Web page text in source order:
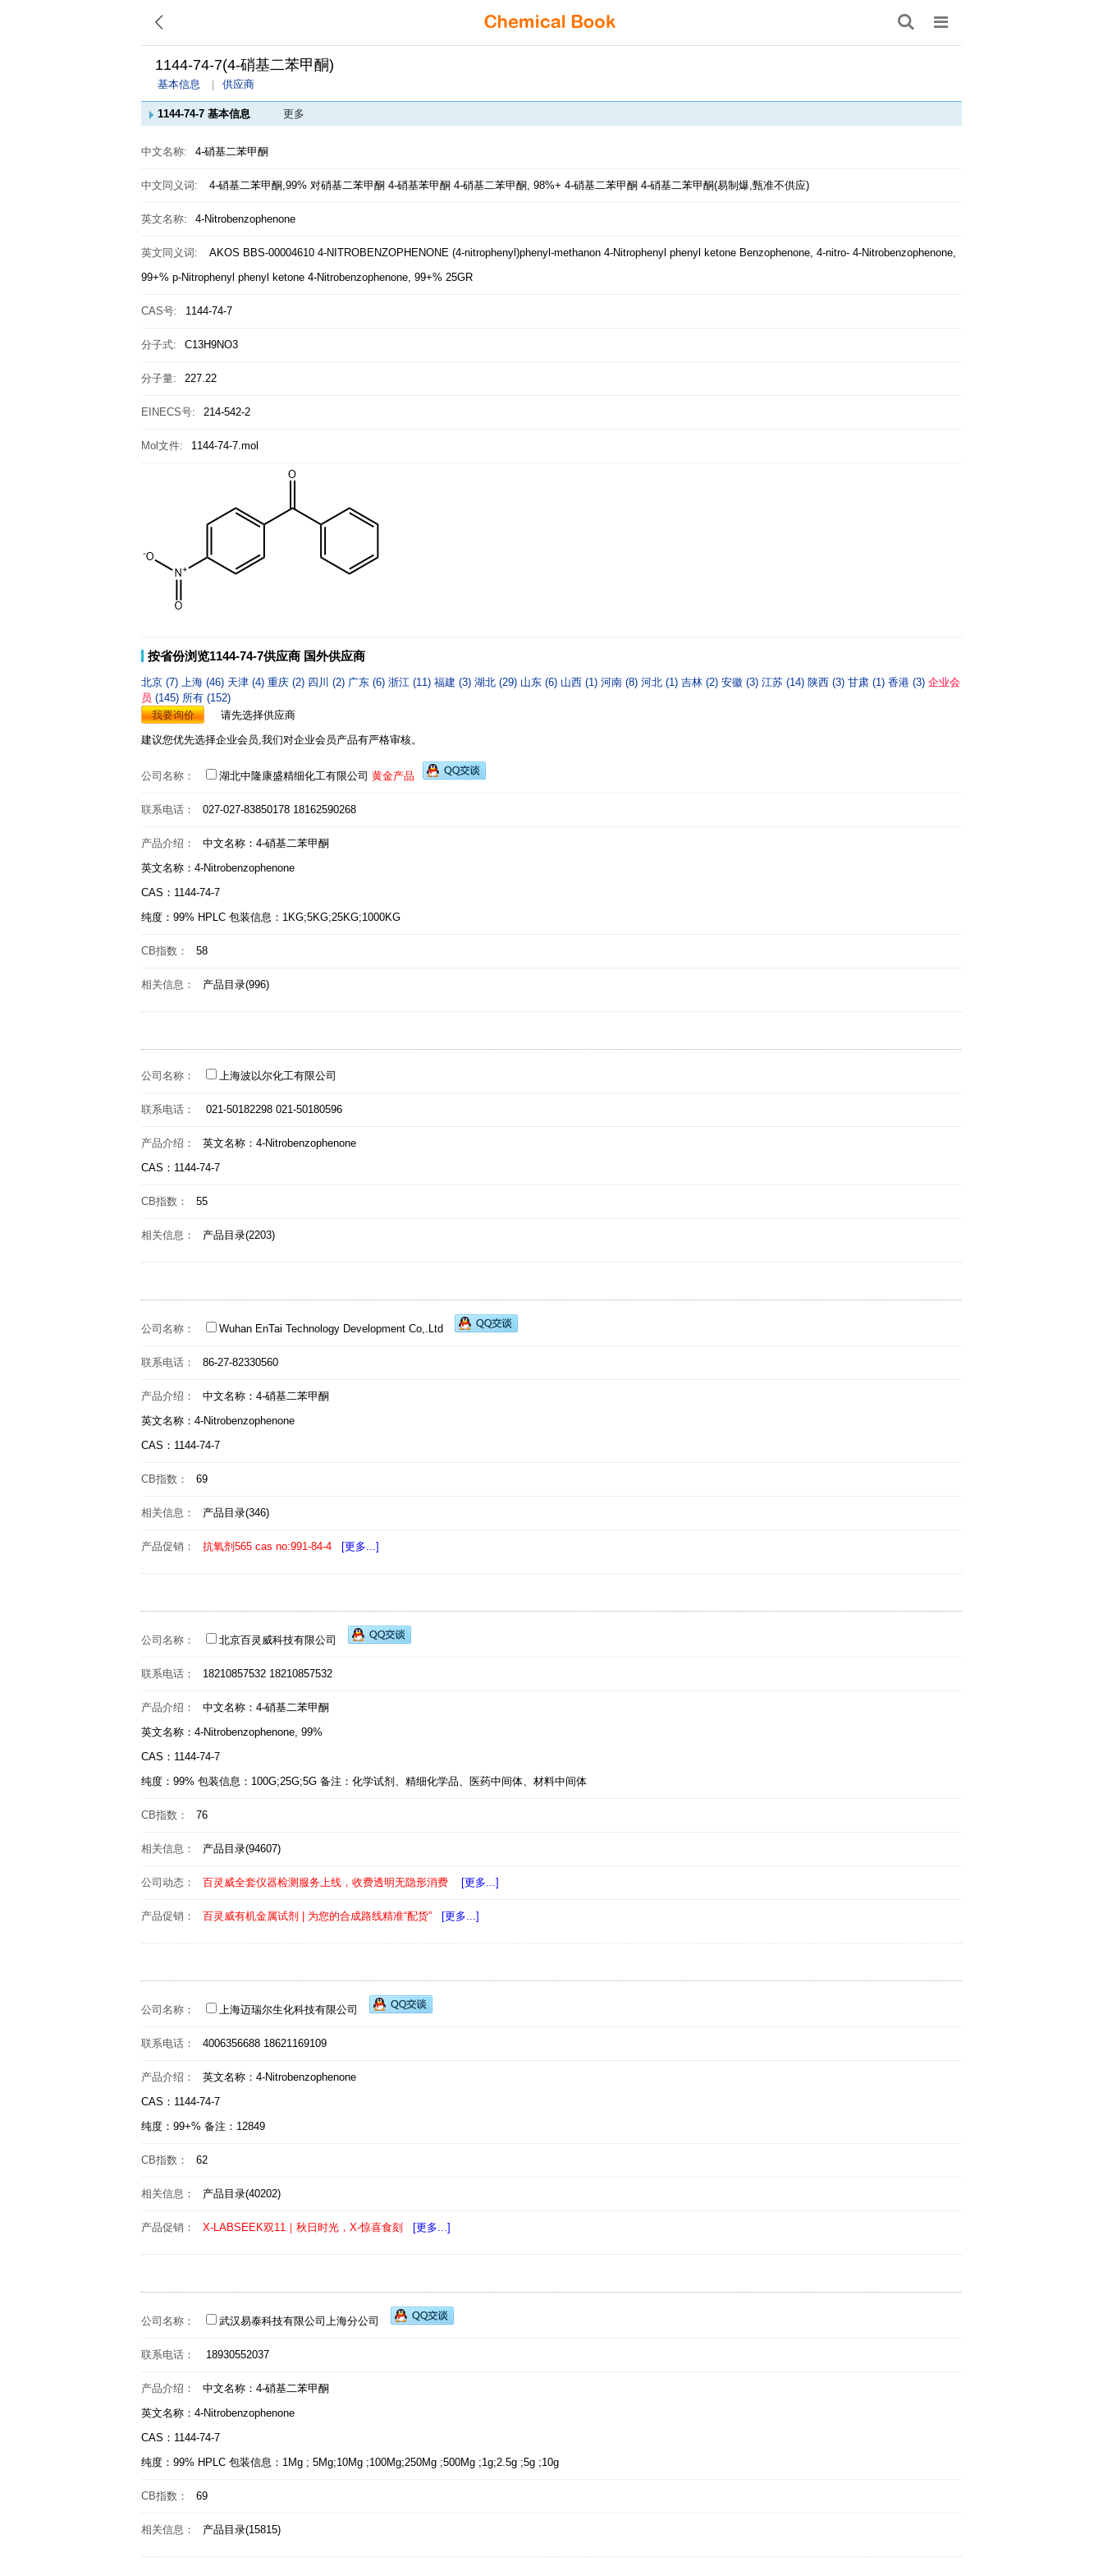
1144-74-7(4-硝基二苯甲酮)
基本信息 供应商
1144-74-7 基本信息 更多
中文名称: 4-硝基二苯甲酮
中文同义词: 4-硝基二苯甲酮,99% 对硝基二苯甲酮 4-硝基苯甲酮 4-硝基二苯甲酮, 98%+ 4-硝基二苯甲酮 4-硝基二苯甲酮(易制爆,甄准不供应)
英文名称: 4-Nitrobenzophenone
英文同义词: AKOS BBS-00004610 4-NITROBENZOPHENONE (4-nitrophenyl)phenyl-methanon 4-Nitrophenyl phenyl ketone Benzophenone, 4-nitro- 4-Nitrobenzophenone,
99+% p-Nitrophenyl phenyl ketone 4-Nitrobenzophenone, 99+% 25GR
CAS号: 1144-74-7
分子式: C13H9NO3
分子量: 227.22
EINECS号: 214-542-2
Mol文件: 1144-74-7.mol
按省份浏览1144-74-7供应商 国外供应商
北京 (7) 上海 (46) 天津 (4) 重庆 (2) 四川 (2) 广东 (6) 浙江 (11) 福建 (3) 湖北 (29) 山东 (6) 山西 (1) 河南 (8) 河北 (1) 吉林 (2) 安徽 (3) 江苏 (14) 陕西 (3) 甘肃 (1) 香港 (3) 企业会
员 (145) 所有 (152)
我要询价
请先选择供应商
建议您优先选择企业会员,我们对企业会员产品有严格审核。
公司名称： 湖北中隆康盛精细化工有限公司 黄金产品
联系电话： 027-027-83850178 18162590268
产品介绍：
中文名称：4-硝基二苯甲酮
英文名称：4-Nitrobenzophenone
CAS：1144-74-7
纯度：99% HPLC 包装信息：1KG;5KG;25KG;1000KG
CB指数： 58
相关信息： 产品目录(996)
公司名称： 上海波以尔化工有限公司
联系电话： 021-50182298 021-50180596
产品介绍：
英文名称：4-Nitrobenzophenone
CAS：1144-74-7
CB指数： 55
相关信息： 产品目录(2203)
公司名称： Wuhan EnTai Technology Development Co,.Ltd
联系电话： 86-27-82330560
产品介绍：
中文名称：4-硝基二苯甲酮
英文名称：4-Nitrobenzophenone
CAS：1144-74-7
CB指数： 69
相关信息： 产品目录(346)
产品促销： 抗氧剂565 cas no:991-84-4 [更多...]
公司名称： 北京百灵威科技有限公司
联系电话： 18210857532 18210857532
产品介绍：
中文名称：4-硝基二苯甲酮
英文名称：4-Nitrobenzophenone, 99%
CAS：1144-74-7
纯度：99% 包装信息：100G;25G;5G 备注：化学试剂、精细化学品、医药中间体、材料中间体
CB指数： 76
相关信息： 产品目录(94607)
公司动态： 百灵威全套仪器检测服务上线，收费透明无隐形消费 [更多...]
产品促销： 百灵威有机金属试剂 | 为您的合成路线精准“配货” [更多...]
公司名称： 上海迈瑞尔生化科技有限公司
联系电话： 4006356688 18621169109
产品介绍：
英文名称：4-Nitrobenzophenone
CAS：1144-74-7
纯度：99+% 备注：12849
CB指数： 62
相关信息： 产品目录(40202)
产品促销： X-LABSEEK双11｜秋日时光，X-惊喜食刻 [更多...]
公司名称： 武汉易泰科技有限公司上海分公司
联系电话： 18930552037
产品介绍：
中文名称：4-硝基二苯甲酮
英文名称：4-Nitrobenzophenone
CAS：1144-74-7
纯度：99% HPLC 包装信息：1Mg ; 5Mg;10Mg ;100Mg;250Mg ;500Mg ;1g;2.5g ;5g ;10g
CB指数： 69
相关信息： 产品目录(15815)